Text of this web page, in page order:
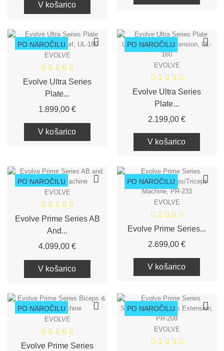
V košarico
PO NAROČILU
EVOLVE
Evolve Ultra Series
Plate...
1.899,00 €Cena
V košarico
PO NAROČILU
EVOLVE
Evolve Ultra Series
Plate...
2.199,00 €Cena
V košarico
PO NAROČILU
EVOLVE
Evolve Prime Series AB
And...
4.099,00 €Cena
V košarico
PO NAROČILU
EVOLVE
Evolve Prime Series...
2.699,00 €Cena
V košarico
PO NAROČILU
EVOLVE
Evolve Prime Series
PO NAROČILU
EVOLVE